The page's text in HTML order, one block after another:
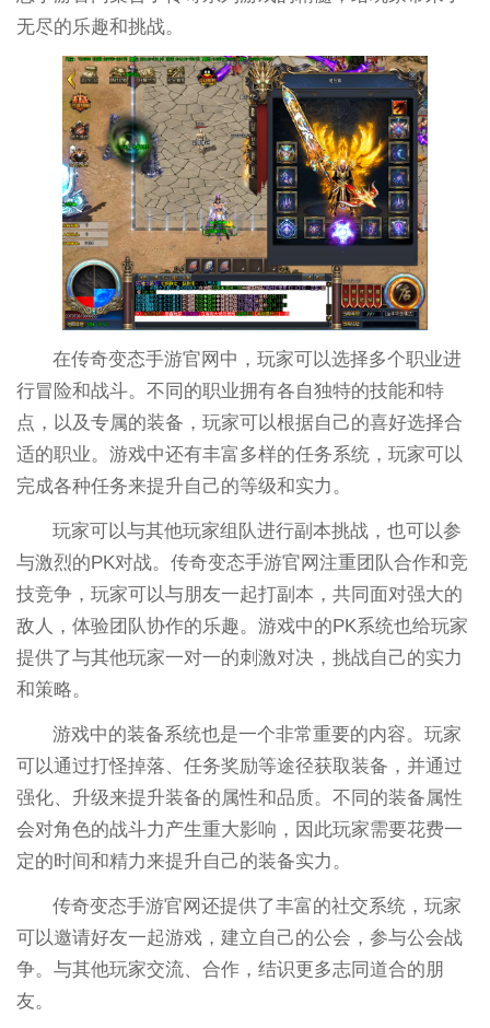
无尽的乐趣和挑战。
在传奇变态手游官网中，玩家可以选择多个职业进
行冒险和战斗。不同的职业拥有各自独特的技能和特
点，以及专属的装备，玩家可以根据自己的喜好选择合
适的职业。游戏中还有丰富多样的任务系统，玩家可以
完成各种任务来提升自己的等级和实力。
玩家可以与其他玩家组队进行副本挑战，也可以参
与激烈的PK对战。传奇变态手游官网注重团队合作和竞
技竞争，玩家可以与朋友一起打副本，共同面对强大的
敌人，体验团队协作的乐趣。游戏中的PK系统也给玩家
提供了与其他玩家一对一的刺激对决，挑战自己的实力
和策略。
游戏中的装备系统也是一个非常重要的内容。玩家
可以通过打怪掉落、任务奖励等途径获取装备，并通过
强化、升级来提升装备的属性和品质。不同的装备属性
会对角色的战斗力产生重大影响，因此玩家需要花费一
定的时间和精力来提升自己的装备实力。
传奇变态手游官网还提供了丰富的社交系统，玩家
可以邀请好友一起游戏，建立自己的公会，参与公会战
争。与其他玩家交流、合作，结识更多志同道合的朋
友。